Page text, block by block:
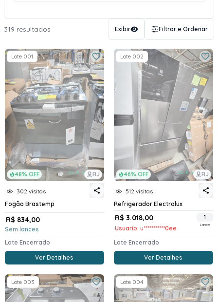
319 resultados Exibir Filtrar e Ordenar
48% OFF RJ
Lote 001
302 visitas
Fogão Brastemp
R$ 834,00
Sem lances
Lote Encerrado
Ver Detalhes
46% OFF RJ
Lote 002
512 visitas
Refrigerador Electrolux
R$ 3.018,00
Usuario: u***********0ee
1
Lance
Lote Encerrado
Ver Detalhes
Lote 003 Lote 004